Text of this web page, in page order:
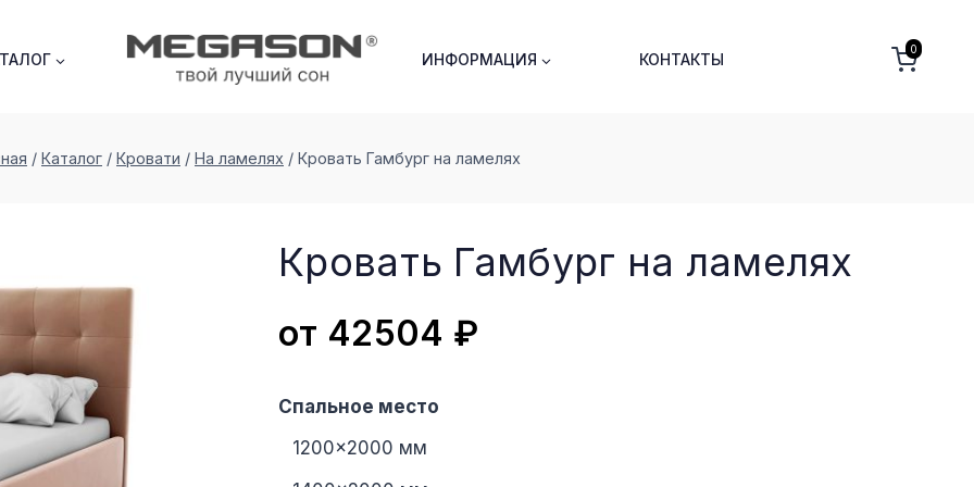
ИНФОРМАЦИЯ КОНТАКТЫ
0
/ Каталог / Кровати / На ламелях / Кровать Гамбург на ламеляx
Кровать Гамбург на ламеляx
от 42504 ₽
Спальное место
1200×2000 мм